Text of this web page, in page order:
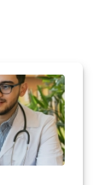
pour un